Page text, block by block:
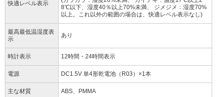
快適レベル表示
8℃以下、湿度40％以上70%未満、 ジメジメ：湿度70%
以上。これ以外の範囲の場合は、快適レベル表示なし)
最高最低温湿度表
示
あり
時計表示 12時間・24時間表示
電源 DC1.5V 単4形乾電池（R03）×1本
主な材質 ABS、PMMA